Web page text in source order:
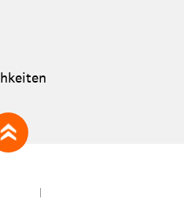
zum Seitenanfang